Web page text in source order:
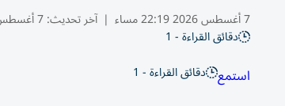
7 أغسطس 2026 22:19 مساء | آخر تحديث:7 أغسطس 22:20 2026
دقائق القراءة - 1
استمع دقائق القراءة - 1